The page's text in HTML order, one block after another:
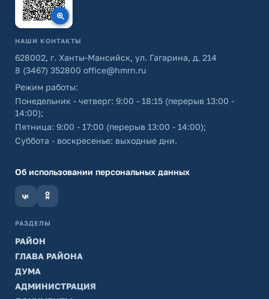
НАШИ КОНТАКТЫ
628002, г. Ханты-Мансийск, ул. Гагарина, д. 214
8 (3467) 352800 office@hmrn.ru
Режим работы:
Понедельник - четверг: 9:00 - 18:15 (перерыв 13:00 -
14:00);
Пятница: 9:00 - 17:00 (перерыв 13:00 - 14:00);
Суббота - воскресенье: выходные дни.
Об использовании персональных данных
РАЗДЕЛЫ
РАЙОН
ГЛАВА РАЙОНА
ДУМА
АДМИНИСТРАЦИЯ